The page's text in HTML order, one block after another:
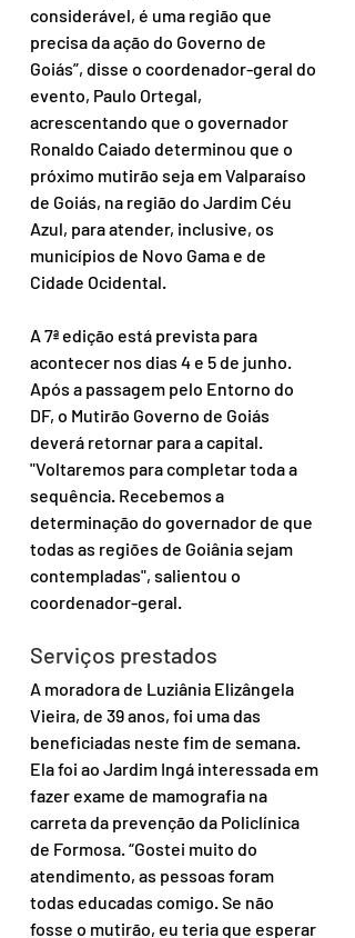
considerável, é uma região que
precisa da ação do Governo de
Goiás”, disse o coordenador-geral do
evento, Paulo Ortegal,
acrescentando que o governador
Ronaldo Caiado determinou que o
próximo mutirão seja em Valparaíso
de Goiás, na região do Jardim Céu
Azul, para atender, inclusive, os
municípios de Novo Gama e de
Cidade Ocidental.
A 7ª edição está prevista para
acontecer nos dias 4 e 5 de junho.
Após a passagem pelo Entorno do
DF, o Mutirão Governo de Goiás
deverá retornar para a capital.
"Voltaremos para completar toda a
sequência. Recebemos a
determinação do governador de que
todas as regiões de Goiânia sejam
contempladas", salientou o
coordenador-geral.
Serviços prestados
A moradora de Luziânia Elizângela
Vieira, de 39 anos, foi uma das
beneficiadas neste fim de semana.
Ela foi ao Jardim Ingá interessada em
fazer exame de mamografia na
carreta da prevenção da Policlínica
de Formosa. “Gostei muito do
atendimento, as pessoas foram
todas educadas comigo. Se não
fosse o mutirão, eu teria que esperar